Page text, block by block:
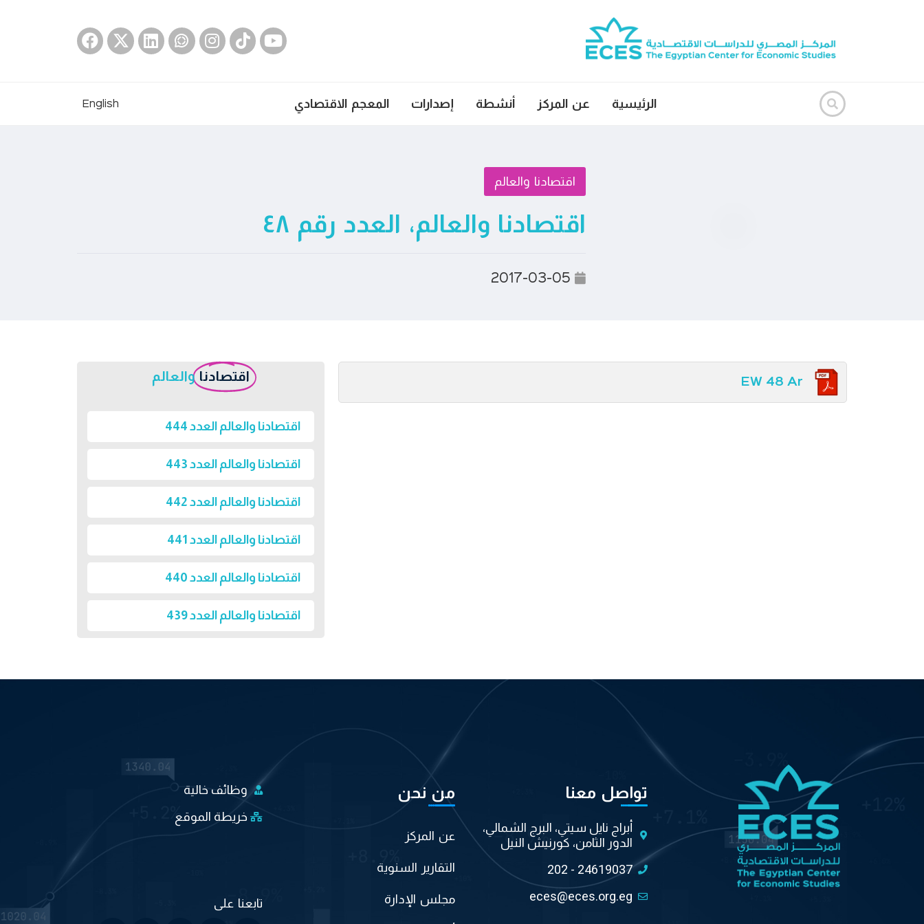
الرئيسية عن المركز أنشطة إصدارات المعجم الاقتصادي English
اقتصادنا والعالم
اقتصادنا والعالم، العدد رقم ٤٨
2017-03-05
EW 48 Ar اقتصادنا والعالم
اقتصادنا والعالم العدد 444
اقتصادنا والعالم العدد 443
اقتصادنا والعالم العدد 442
اقتصادنا والعالم العدد 441
اقتصادنا والعالم العدد 440
اقتصادنا والعالم العدد 439
تواصل معنا
أبراج نايل سيتي، البرج الشمالي،
الدور الثامن، كورنيش النيل
202 - 24619037
eces@eces.org.eg
من نحن
عن المركز
التقارير السنوية
مجلس الإدارة
وظائف خالية
خريطة الموقع